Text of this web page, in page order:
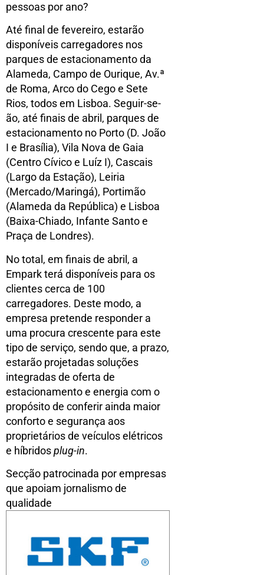
pessoas por ano?
Até final de fevereiro, estarão
disponíveis carregadores nos
parques de estacionamento da
Alameda, Campo de Ourique, Av.ª
de Roma, Arco do Cego e Sete
Rios, todos em Lisboa. Seguir-se-
ão, até finais de abril, parques de
estacionamento no Porto (D. João
I e Brasília), Vila Nova de Gaia
(Centro Cívico e Luíz I), Cascais
(Largo da Estação), Leiria
(Mercado/Maringá), Portimão
(Alameda da República) e Lisboa
(Baixa-Chiado, Infante Santo e
Praça de Londres).
No total, em finais de abril, a
Empark terá disponíveis para os
clientes cerca de 100
carregadores. Deste modo, a
empresa pretende responder a
uma procura crescente para este
tipo de serviço, sendo que, a prazo,
estarão projetadas soluções
integradas de oferta de
estacionamento e energia com o
propósito de conferir ainda maior
conforto e segurança aos
proprietários de veículos elétricos
e híbridosplug-in.
Secção patrocinada por empresas
que apoiam jornalismo de
qualidade